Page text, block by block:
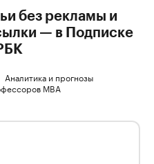
без рекламы и
— в Подписке
Аналитика и прогнозы
MBA